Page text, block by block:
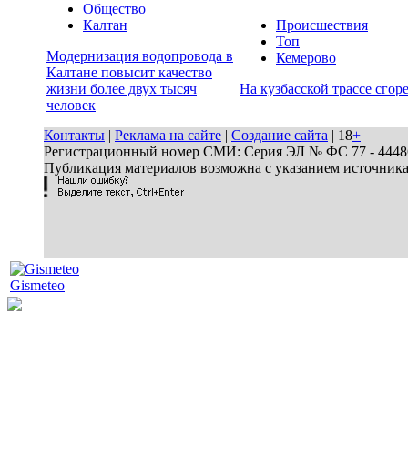
Общество
Калтан
Модернизация водопровода в
Калтане повысит качество
жизни более двух тысяч
человек
Происшествия
Топ
Кемерово
На кузбасской трассе
Контакты | Реклама на сайте | Создание сайта | 18+
Регистрационный номер СМИ: Серия ЭЛ № ФС 77 - 44486
Публикация материалов возможна с указанием
Gismeteo